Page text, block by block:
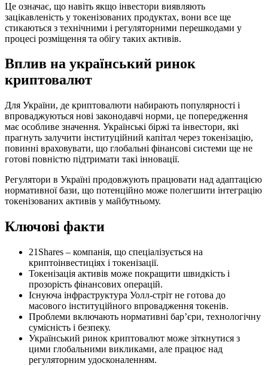
Це означає, що навіть якщо інвестори виявляють
зацікавленість у токенізованих продуктах, вони все ще
стикаються з технічними і регуляторними перешкодами у
процесі розміщення та обігу таких активів.
Вплив на український ринок
криптовалют
Для України, де криптовалюти набирають популярності і
впроваджуються нові законодавчі норми, це попередження
має особливе значення. Українські біржі та інвестори, які
прагнуть залучити інституційний капітал через токенізацію,
повинні враховувати, що глобальні фінансові системи ще не
готові повністю підтримати такі інновації.
Регулятори в Україні продовжують працювати над адаптацією
нормативної бази, що потенційно може полегшити інтеграцію
токенізованих активів у майбутньому.
Ключові факти
21Shares – компанія, що спеціалізується на
криптоінвестиціях і токенізації.
Токенізація активів може покращити швидкість і
прозорість фінансових операцій.
Існуюча інфраструктура Уолл-стріт не готова до
масового інституційного впровадження токенів.
Проблеми включають нормативні бар’єри, технологічну
сумісність і безпеку.
Український ринок криптовалют може зіткнутися з
цими глобальними викликами, але працює над
регуляторним удосконаленням.